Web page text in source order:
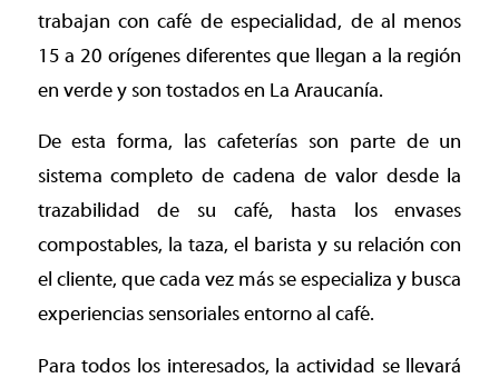
trabajan con café de especialidad, de al menos
15 a 20 orígenes diferentes que llegan a la región
en verde y son tostados en La Araucanía.
De esta forma, las cafeterías son parte de un
sistema completo de cadena de valor desde la
trazabilidad de su café, hasta los envases
compostables, la taza, el barista y su relación con
el cliente, que cada vez más se especializa y busca
experiencias sensoriales entorno al café.
Para todos los interesados, la actividad se llevará